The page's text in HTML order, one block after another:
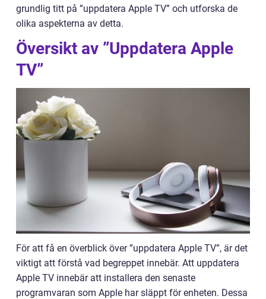
grundlig titt på ”uppdatera Apple TV” och utforska de
olika aspekterna av detta.
Översikt av ”Uppdatera Apple
TV”
För att få en överblick över ”uppdatera Apple TV”, är det
viktigt att förstå vad begreppet innebär. Att uppdatera
Apple TV innebär att installera den senaste
programvaran som Apple har släppt för enheten. Dessa